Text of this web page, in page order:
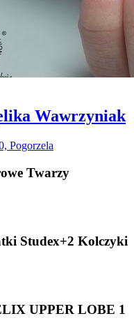
Wawrzyniak
Pogorzela
Twarzy
Studex+2 Kolczyki
UPPER LOBE 1